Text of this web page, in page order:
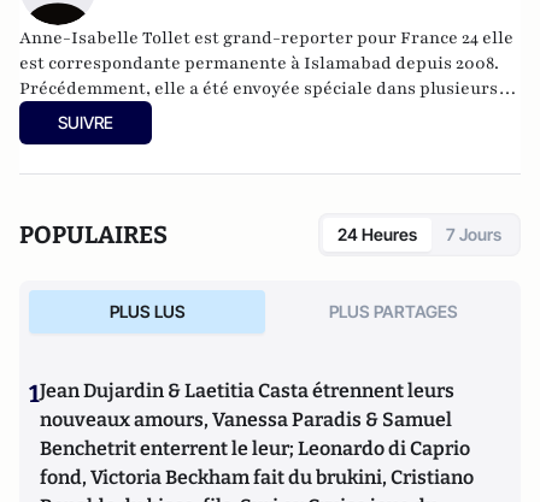
Anne-Isabelle Tollet est grand-reporter pour France 24 elle
est correspondante permanente à Islamabad depuis 2008.
Précédemment, elle a été envoyée spéciale dans plusieurs
émissions d’information « sept à huit » (TF1), le magazine de
la santé (France 5). Elle est l'
SUIVRE
POPULAIRES 24 Heures 7 Jours
PLUS LUS PLUS PARTAGES
1Jean Dujardin & Laetitia Casta étrennent leurs
nouveaux amours, Vanessa Paradis & Samuel
Benchetrit enterrent le leur; Leonardo di Caprio
fond, Victoria Beckham fait du brukini, Cristiano